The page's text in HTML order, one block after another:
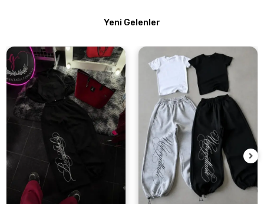
Yeni Gelenler